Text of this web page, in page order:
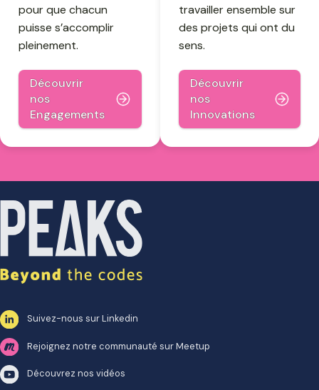
pour que chacun
puisse s’accomplir
pleinement.
Découvrir
nos
Engagements
travailler ensemble sur
des projets qui ont du
sens.
Découvrir
nos
Innovations
Suivez-nous sur Linkedin
Rejoignez notre communauté sur Meetup
Découvrez nos vidéos